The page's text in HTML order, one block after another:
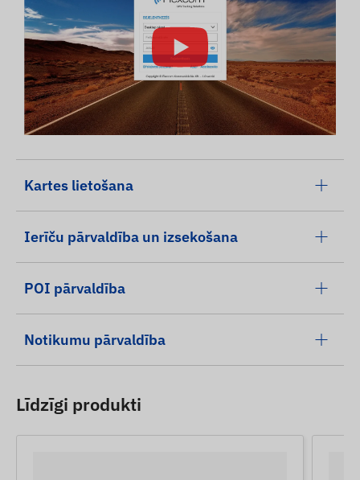
Kartes lietošana
Ierīču pārvaldība un izsekošana
POI pārvaldība
Notikumu pārvaldība
Līdzīgi produkti